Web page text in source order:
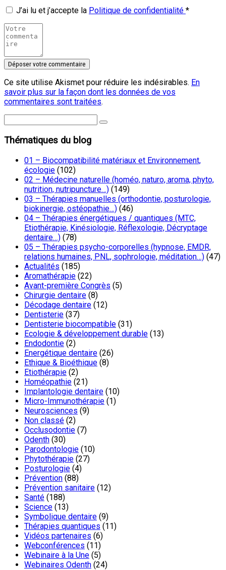
J’ai lu et j’accepte la Politique de confidentialité *
Ce site utilise Akismet pour réduire les indésirables. En
savoir plus sur la façon dont les données de vos
commentaires sont traitées.
Thématiques du blog
01 – Biocompatibilité matériaux et Environnement,
écologie (102)
02 – Médecine naturelle (homéo, naturo, aroma, phyto,
nutrition, nutripuncture…) (149)
03 – Thérapies manuelles (orthodontie, posturologie,
biokinergie, ostéopathie…) (46)
04 – Thérapies énergétiques / quantiques (MTC,
Etiothérapie, Kinésiologie, Réflexologie, Décryptage
dentaire…) (78)
05 – Thérapies psycho-corporelles (hypnose, EMDR,
relations humaines, PNL, sophrologie, méditation…) (47)
Actualités (185)
Aromathérapie (22)
Avant-première Congrès (5)
Chirurgie dentaire (8)
Décodage dentaire (12)
Dentisterie (37)
Dentisterie biocompatible (31)
Ecologie & développement durable (13)
Endodontie (2)
Energétique dentaire (26)
Ethique & Bioéthique (8)
Etiothérapie (2)
Homéopathie (21)
Implantologie dentaire (10)
Micro-Immunothérapie (1)
Neurosciences (9)
Non classé (2)
Occlusodontie (7)
Odenth (30)
Parodontologie (10)
Phytothérapie (27)
Posturologie (4)
Prévention (88)
Prévention sanitaire (12)
Santé (188)
Science (13)
Symbolique dentaire (9)
Thérapies quantiques (11)
Vidéos partenaires (6)
Webconférences (11)
Webinaire à la Une (5)
Webinaires Odenth (24)